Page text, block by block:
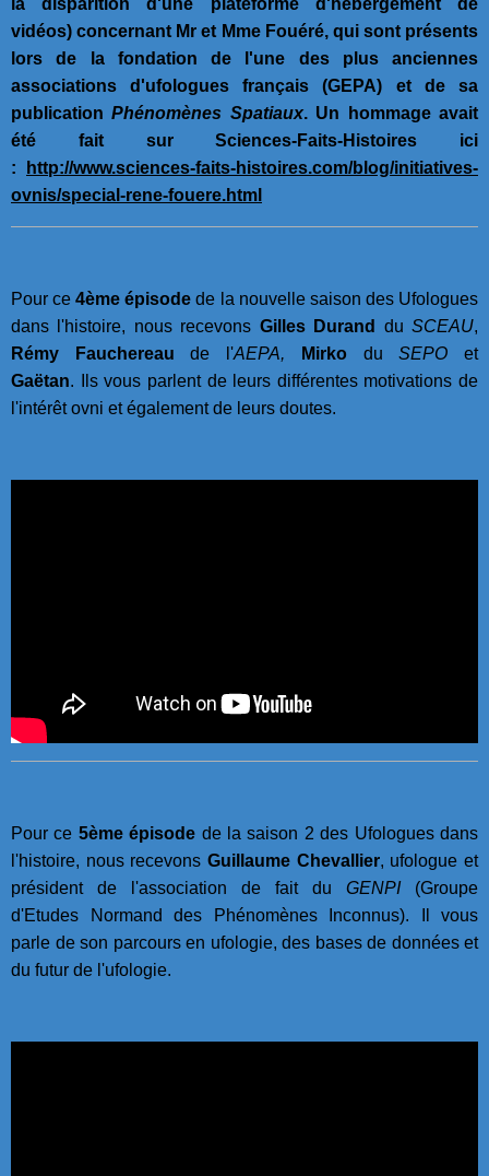
vidéos) concernant Mr et Mme Fouéré, qui sont présents
lors de la fondation de l'une des plus anciennes
associations d'ufologues français (GEPA) et de sa
publicationPhénomènes Spatiaux. Un hommage avait
été fait sur Sciences-Faits-Histoires ici
:
http://www.sciences-faits-histoires.com/blog/initiatives-
ovnis/special-rene-fouere.html
Pour ce4ème épisode de la nouvelle saison des Ufologues
dans l'histoire, nous recevons Gilles Durand duSCEAU,
Rémy Fauchereau de l'AEPA, MirkoduSEPO et
Gaëtan. Ils vous parlent de leurs différentes motivations de
l'intérêt ovni et également de leurs doutes.
Pour ce 5ème épisode de la saison 2 des Ufologues dans
l'histoire, nous recevons Guillaume Chevallier, ufologue et
président de l'association de fait du GENPI(Groupe
d'Etudes Normand des Phénomènes Inconnus). Il vous
parle de son parcours en ufologie, des bases de données et
du futur de l'ufologie.